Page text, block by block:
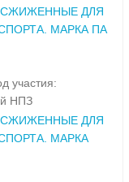
СЖИЖЕННЫЕ ДЛЯ
МАРКА ПА
участия:
НПЗ
СЖИЖЕННЫЕ ДЛЯ
МАРКА